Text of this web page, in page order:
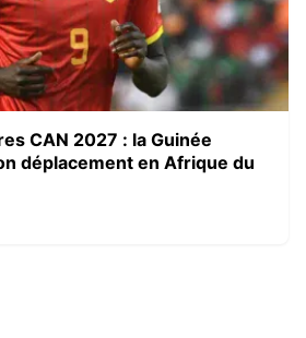
CAN 2027 : la Guinée
déplacement en Afrique du